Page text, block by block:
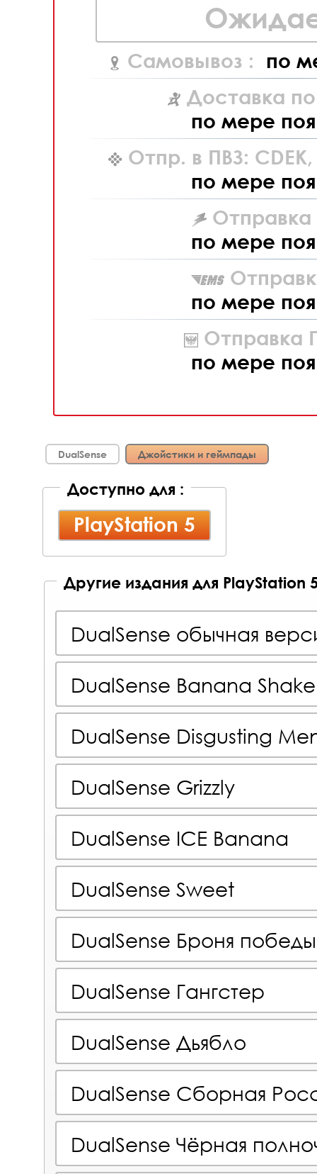
Самовывоз : по
Доставка
по мере
Отпр. в ПВЗ: CDEK,
по мере
Отправка
по мере
по мере
Отправка
по мере
DualSense Джойстики и геймпады
Доступно для :
PlayStation 5
Другие издания для PlayStation
DualSense обычная
DualSense Banana Shake
DualSense Disgusting
DualSense Grizzly
DualSense ICE Banana
DualSense Sweet
DualSense Броня победы
DualSense Гангстер
DualSense Дьябло
DualSense Сборная
DualSense Чёрная